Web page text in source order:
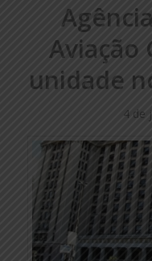
Aviação
unidade
4 de